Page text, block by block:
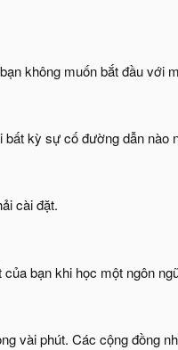
không muốn bắt đầu với
kỳ sự cố đường dẫn nào
cài đặt.
bạn khi học một ngôn
vài phút. Các cộng đồng